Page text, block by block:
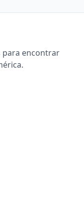
para encontrar